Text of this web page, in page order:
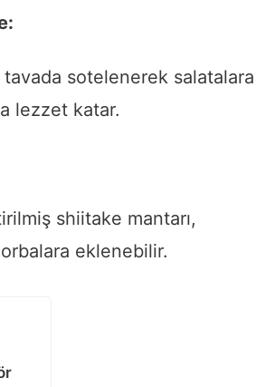
sotelenerek salatalara
lezzet katar.
shiitake mantarı,
eklenebilir.